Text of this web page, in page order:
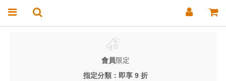
會員限定
指定分類：即享 9 折